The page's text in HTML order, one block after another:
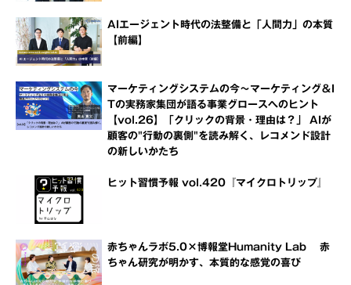
AIエージェント時代の法整備と「人間力」の本質
【前編】
マーケティングシステムの今～マーケティング＆I
Tの実務家集団が語る事業グロースへのヒント
【vol.26】「クリックの背景・理由は？」 AIが
顧客の"行動の裏側"を読み解く、レコメンド設計
の新しいかたち
ヒット習慣予報 vol.420『マイクロトリップ』
赤ちゃんラボ5.0×博報堂Humanity Lab 赤
ちゃん研究が明かす、本質的な感覚の喜び